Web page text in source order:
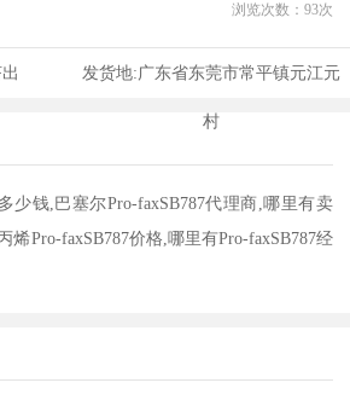
浏览次数： 93次
发货地:广东省东莞市常平镇元江元
村
少钱,巴塞尔Pro-faxSB787代理商,哪里有卖
烯Pro-faxSB787价格,哪里有Pro-faxSB787经